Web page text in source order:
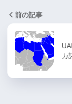
前の記事
カ